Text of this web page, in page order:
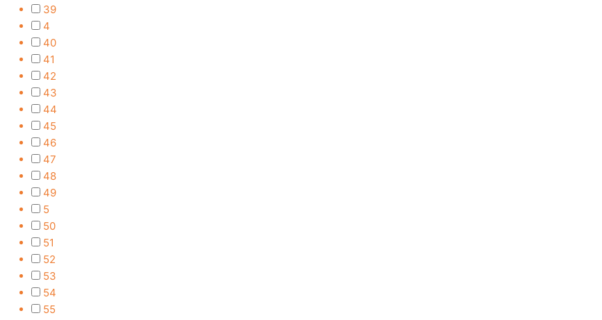
39
4
40
41
42
43
44
45
46
47
48
49
5
50
51
52
53
54
55